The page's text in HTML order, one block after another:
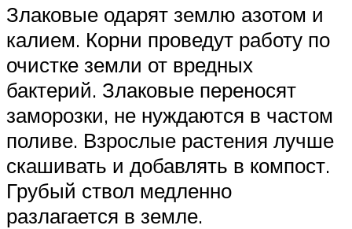
Злаковые одарят землю азотом и
калием. Корни проведут работу по
очистке земли от вредных
бактерий. Злаковые переносят
заморозки, не нуждаются в частом
поливе. Взрослые растения лучше
скашивать и добавлять в компост.
Грубый ствол медленно
разлагается в земле.